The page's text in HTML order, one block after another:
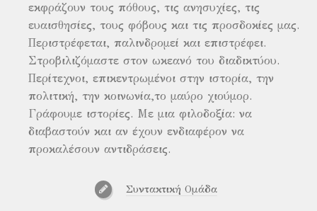
εκφράζουν τους πόθους, τις ανησυχίες, τις
ευαισθησίες, τους φόβους και τις προσδοκίες μας.
Περιστρέφεται, παλινδρομεί και επιστρέφει.
Στροβιλιζόμαστε στον ωκεανό του διαδικτύου.
Περίτεχνοι, επικεντρωμένοι στην ιστορία, την
πολιτική, την κοινωνία,το μαύρο χιούμορ.
Γράφουμε ιστορίες. Με μια φιλοδοξία: να
διαβαστούν και αν έχουν ενδιαφέρον να
προκαλέσουν αντιδράσεις.
Συντακτική Ομάδα